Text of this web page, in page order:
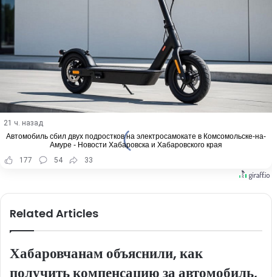
21 ч. назад
Автомобиль сбил двух подростков на электросамокате в Комсомольске-на-
Амуре - Новости Хабаровска и Хабаровского края
177
54 33
Related Articles
Хабаровчанам объяснили, как
получить компенсацию за автомобиль,